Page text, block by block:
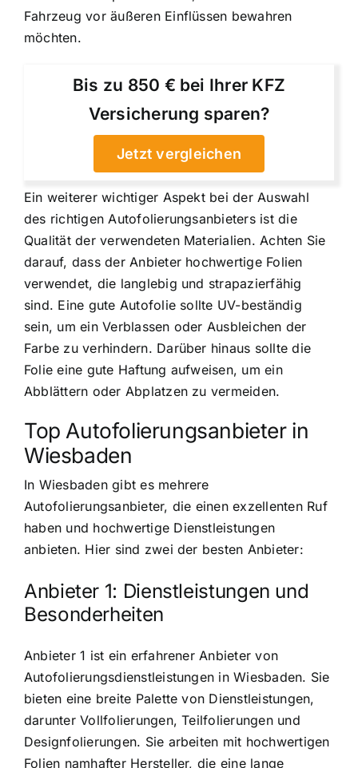
Fahrzeug vor äußeren Einflüssen bewahren
möchten.
Bis zu 850 € bei Ihrer KFZ
Versicherung sparen?
Jetzt vergleichen
Ein weiterer wichtiger Aspekt bei der Auswahl
des richtigen Autofolierungsanbieters ist die
Qualität der verwendeten Materialien. Achten Sie
darauf, dass der Anbieter hochwertige Folien
verwendet, die langlebig und strapazierfähig
sind. Eine gute Autofolie sollte UV-beständig
sein, um ein Verblassen oder Ausbleichen der
Farbe zu verhindern. Darüber hinaus sollte die
Folie eine gute Haftung aufweisen, um ein
Abblättern oder Abplatzen zu vermeiden.
Top Autofolierungsanbieter in
Wiesbaden
In Wiesbaden gibt es mehrere
Autofolierungsanbieter, die einen exzellenten Ruf
haben und hochwertige Dienstleistungen
anbieten. Hier sind zwei der besten Anbieter:
Anbieter 1: Dienstleistungen und
Besonderheiten
Anbieter 1 ist ein erfahrener Anbieter von
Autofolierungsdienstleistungen in Wiesbaden. Sie
bieten eine breite Palette von Dienstleistungen,
darunter Vollfolierungen, Teilfolierungen und
Designfolierungen. Sie arbeiten mit hochwertigen
Folien namhafter Hersteller, die eine lange